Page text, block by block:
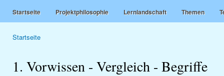
Startseite Projektphilosophie Lernlandschaft Themen
Startseite
1. Vorwissen - Vergleich - Begriffe